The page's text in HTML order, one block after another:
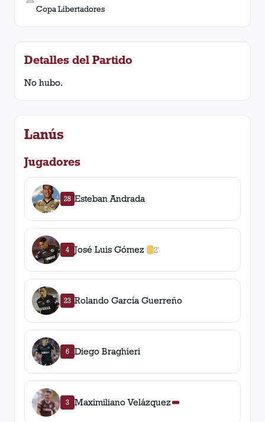
Copa Libertadores
Detalles del Partido
No hubo.
Lanús
Jugadores
28 Esteban Andrada
4 José Luis Gómez 2'
1amarilla
23 Rolando García Guerreño
6 Diego Braghieri
3 Maximiliano Velázquez